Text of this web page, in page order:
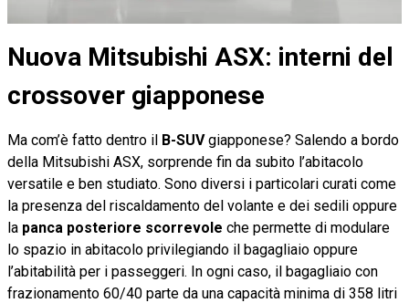
Nuova Mitsubishi ASX: interni del
crossover giapponese
Ma com’è fatto dentro il B-SUVgiapponese? Salendo a bordo
della Mitsubishi ASX, sorprende fin da subito l’abitacolo
versatile e ben studiato. Sono diversi i particolari curati come
la presenza del riscaldamento del volante e dei sedili oppure
la panca posteriore scorrevole che permette di modulare
lo spazio in abitacolo privilegiando il bagagliaio oppure
l’abitabilità per i passeggeri. In ogni caso, il bagagliaio con
frazionamento 60/40 parte da una capacità minima di 358 litri